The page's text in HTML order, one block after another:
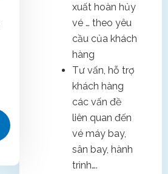
xuất hoàn hủy
vé … theo yêu
cầu của khách
hàng
Tư vấn, hỗ trợ
khách hàng
các vấn đề
liên quan đến
vé máy bay,
sân bay, hành
trình….